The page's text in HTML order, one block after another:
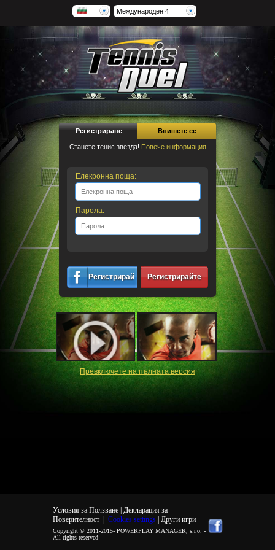
Международен 4
Регистриране Впишете се
Станете тенис звезда! Повече информация
Елекронна поща:
Парола:
Регистрирайте
се
Регистрирайте
се
Превключете на пълната версия
Условия за Ползване | Декларация за
Поверителност| Cookies settings | Други игри
Copyright © 2011-2015- POWERPLAY MANAGER, s.r.o. -
All rights reserved